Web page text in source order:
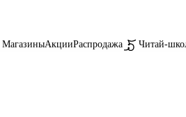
МагазиныАкцииРаспродажа Читай-